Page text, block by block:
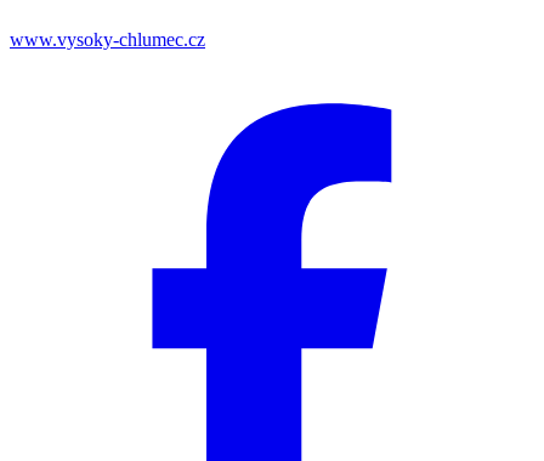
www.vysoky-chlumec.cz